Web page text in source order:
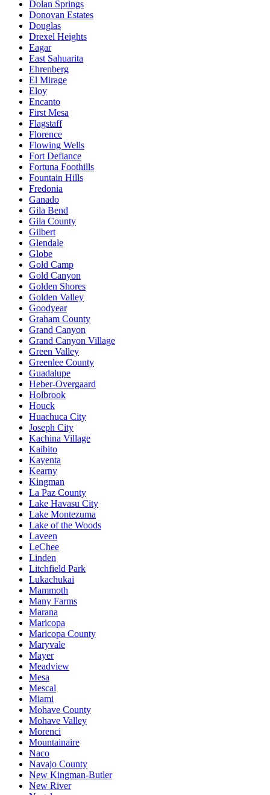
Dolan Springs
Donovan Estates
Douglas
Drexel Heights
Eagar
East Sahuarita
Ehrenberg
El Mirage
Eloy
Encanto
First Mesa
Flagstaff
Florence
Flowing Wells
Fort Defiance
Fortuna Foothills
Fountain Hills
Fredonia
Ganado
Gila Bend
Gila County
Gilbert
Glendale
Globe
Gold Camp
Gold Canyon
Golden Shores
Golden Valley
Goodyear
Graham County
Grand Canyon
Grand Canyon Village
Green Valley
Greenlee County
Guadalupe
Heber-Overgaard
Holbrook
Houck
Huachuca City
Joseph City
Kachina Village
Kaibito
Kayenta
Kearny
Kingman
La Paz County
Lake Havasu City
Lake Montezuma
Lake of the Woods
Laveen
LeChee
Linden
Litchfield Park
Lukachukai
Mammoth
Many Farms
Marana
Maricopa
Maricopa County
Maryvale
Mayer
Meadview
Mesa
Mescal
Miami
Mohave County
Mohave Valley
Morenci
Mountainaire
Naco
Navajo County
New Kingman-Butler
New River